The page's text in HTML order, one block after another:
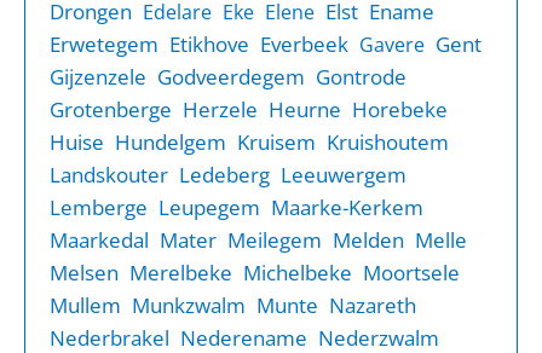
Drongen Edelare Eke Elene Elst Ename
Erwetegem Etikhove Everbeek Gavere Gent
Gijzenzele Godveerdegem Gontrode
Grotenberge Herzele Heurne Horebeke
Huise Hundelgem Kruisem Kruishoutem
Landskouter Ledeberg Leeuwergem
Lemberge Leupegem Maarke-Kerkem
Maarkedal Mater Meilegem Melden Melle
Melsen Merelbeke Michelbeke Moortsele
Mullem Munkzwalm Munte Nazareth
Nederbrakel Nederename Nederzwalm